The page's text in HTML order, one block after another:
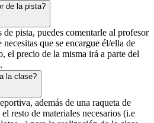
de la pista?
pista, puedes comentarle al profesor
que se encargue él/ella de
el precio de la misma irá a parte del
la clase?
además de una raqueta de
resto de materiales necesarios (i.e